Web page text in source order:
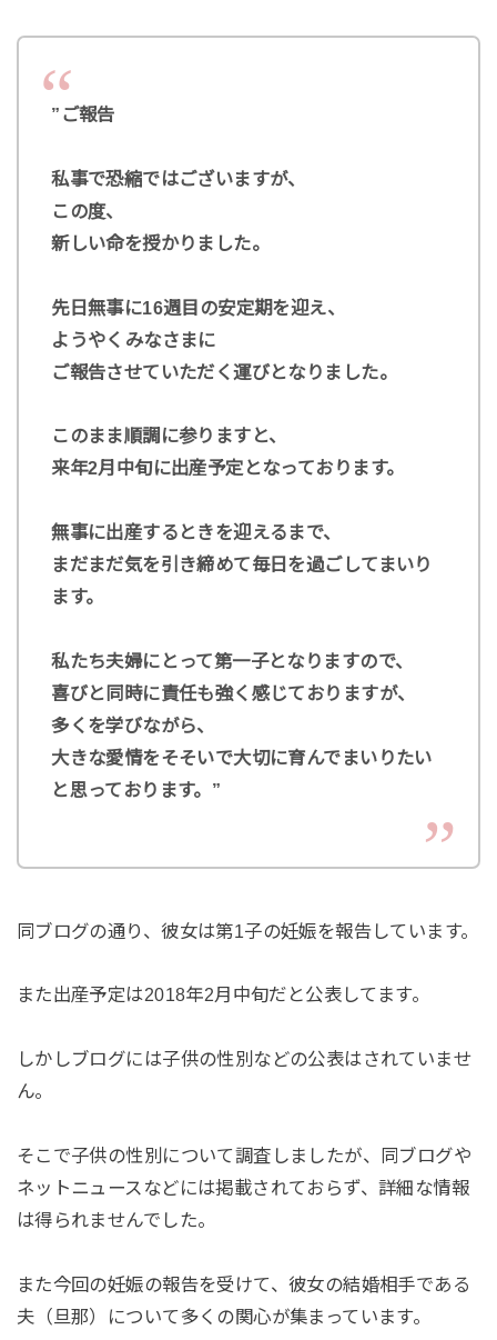
”ご報告
私事で恐縮ではございますが、
この度、
新しい命を授かりました。
先日無事に16週目の安定期を迎え、
ようやくみなさまに
ご報告させていただく運びとなりました。
このまま順調に参りますと、
来年2月中旬に出産予定となっております。
無事に出産するときを迎えるまで、
まだまだ気を引き締めて毎日を過ごしてまいり
ます。
私たち夫婦にとって第一子となりますので、
喜びと同時に責任も強く感じておりますが、
多くを学びながら、
大きな愛情をそそいで大切に育んでまいりたい
と思っております。”
同ブログの通り、彼女は第1子の妊娠を報告しています。
また出産予定は2018年2月中旬だと公表してます。
しかしブログには子供の性別などの公表はされていませ
ん。
そこで子供の性別について調査しましたが、同ブログや
ネットニュースなどには掲載されておらず、詳細な情報
は得られませんでした。
また今回の妊娠の報告を受けて、彼女の結婚相手である
夫（旦那）について多くの関心が集まっています。